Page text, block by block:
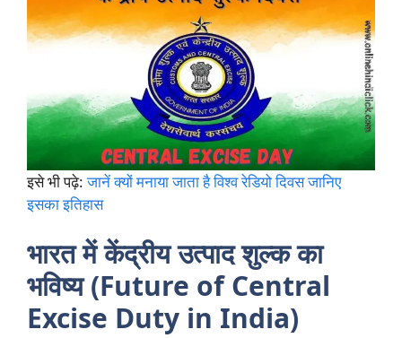
इसे भी पढ़े:जानें क्यों मनाया जाता है विश्व रेडियो दिवस जानिए
इसका इतिहास
भारत में केंद्रीय उत्पाद शुल्क का
भविष्य (Future of Central
Excise Duty in India)